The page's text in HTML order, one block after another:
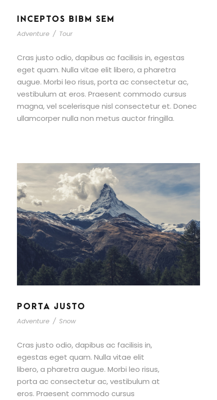
INCEPTOS BIBM SEM
Adventure / Tour
Cras justo odio, dapibus ac facilisis in, egestas
eget quam. Nulla vitae elit libero, a pharetra
augue. Morbi leo risus, porta ac consectetur ac,
vestibulum at eros. Praesent commodo cursus
magna, vel scelerisque nisl consectetur et. Donec
ullamcorper nulla non metus auctor fringilla.
PORTA JUSTO
Adventure / Snow
Cras justo odio, dapibus ac facilisis in,
egestas eget quam. Nulla vitae elit
libero, a pharetra augue. Morbi leo risus,
porta ac consectetur ac, vestibulum at
eros. Praesent commodo cursus